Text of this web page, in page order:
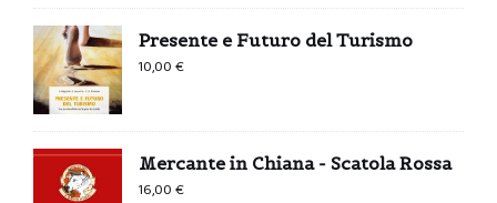
Presente e Futuro del Turismo
10,00€
Mercante in Chiana - Scatola Rossa
16,00€